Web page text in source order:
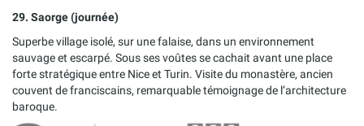
29. Saorge (journée)
Superbe village isolé, sur une falaise, dans un environnement
sauvage et escarpé. Sous ses voûtes se cachait avant une place
forte stratégique entre Nice et Turin. Visite du monastère, ancien
couvent de franciscains, remarquable témoignage de l’architecture
baroque.